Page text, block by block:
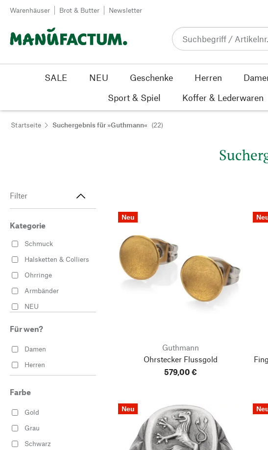
Zum Inhalt springen
Warenhäuser Brot & Butter Newsletter
SALE NEU Geschenke Herren
Sport & Spiel
Koffer & Lederwaren
Startseite Suchergebnis für »Guthmann« (22)
Filter
Kategorie
Schmuck
Halsketten & Colliers
Ohrringe
Armbänder
NEU
Für wen?
Damen
Herren
Farbe
Gold
Grau
Schwarz
Neu
Guthmann
Ohrstecker Flussgold
579,00 €
Neu